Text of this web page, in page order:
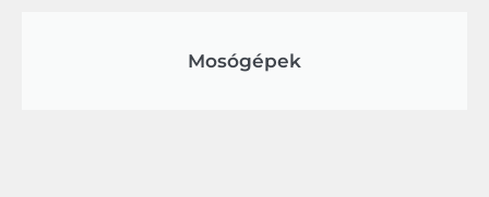
Mosógépek